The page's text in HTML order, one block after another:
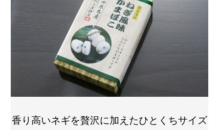
香り高いネギを贅沢に加えたひとくちサイズ